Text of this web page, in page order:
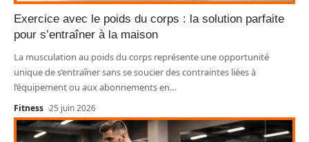
Exercice avec le poids du corps : la solution parfaite
pour s’entraîner à la maison
La musculation au poids du corps représente une opportunité
unique de s’entraîner sans se soucier des contraintes liées à
l’équipement ou aux abonnements en…
Fitness 25 juin 2026